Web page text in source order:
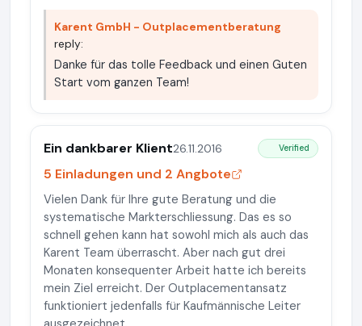
Karent GmbH - Outplacementberatung
reply:
Danke für das tolle Feedback und einen Guten
Start vom ganzen Team!
Ein dankbarer Klient26.11.2016 Verified
5 Einladungen und 2 Angbote
Vielen Dank für Ihre gute Beratung und die
systematische Markterschliessung. Das es so
schnell gehen kann hat sowohl mich als auch das
Karent Team überrascht. Aber nach gut drei
Monaten konsequenter Arbeit hatte ich bereits
mein Ziel erreicht. Der Outplacementansatz
funktioniert jedenfalls für Kaufmännische Leiter